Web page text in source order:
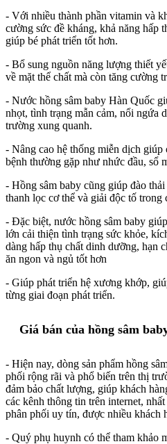
- Với nhiều thành phần vitamin và
cường sức đề kháng, khả năng hấp
giúp bé phát triển tốt hơn.
- Bổ sung nguồn năng lượng thiết
về mặt thể chất mà còn tăng cường
- Nước hồng sâm baby Hàn Quốc
nhọt, tình trạng mẫn cảm, nổi ngứa
trường xung quanh.
- Nâng cao hệ thống miễn dịch giúp
bệnh thường gặp như nhức đầu, sổ
- Hồng sâm baby cũng giúp đào
thanh lọc cơ thể và giải độc tố trong
- Đặc biệt, nước hồng sâm baby
lớn cải thiện tình trạng sức khỏe,
dàng hấp thụ chất dinh dưỡng, hạn
ăn ngon và ngủ tốt hơn
- Giúp phát triển hệ xương khớp,
từng giai đoạn phát triển.
Giá bán của hồng sâm
- Hiện nay, dòng sản phẩm hồng
phối rộng rãi và phổ biến trên thị
đảm bảo chất lượng, giúp khách
các kênh thông tin trên internet,
phân phối uy tín, được nhiều khách
- Quý phụ huynh có thể tham khảo